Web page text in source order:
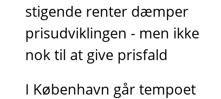
stigende renter dæmper
prisudviklingen - men ikke
nok til at give prisfald
I København går tempoet